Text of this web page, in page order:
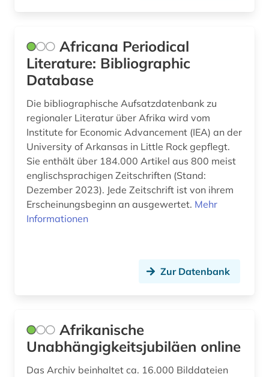
ernährung (1)
erzählforschung (1)
eskimo (1)
ess- und trinksitte (1)
ethnizität (2)
ethnographie (1)
ethnosoziologie (1)
Africana Periodical
Literature: Bibliographic
Database
Die bibliographische Aufsatzdatenbank zu
regionaler Literatur über Afrika wird vom
Institute for Economic Advancement (IEA) an der
University of Arkansas in Little Rock gepflegt.
Sie enthält über 184.000 Artikel aus 800 meist
englischsprachigen Zeitschriften (Stand:
Dezember 2023). Jede Zeitschrift ist von ihrem
Erscheinungsbeginn an ausgewertet. Mehr
Informationen
Zur Datenbank
Afrikanische
Unabhängigkeitsjubiläen online
Das Archiv beinhaltet ca. 16.000 Bilddateien